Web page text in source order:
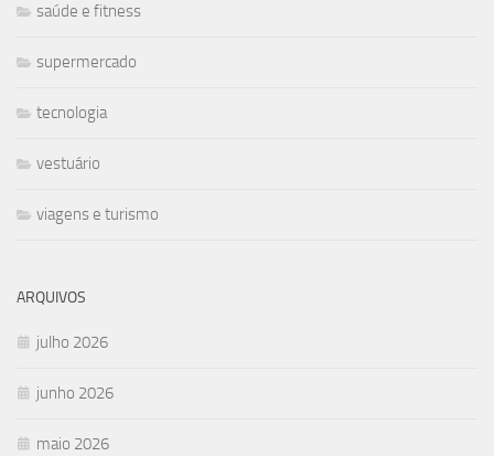
saúde e fitness
supermercado
tecnologia
vestuário
viagens e turismo
ARQUIVOS
julho 2026
junho 2026
maio 2026